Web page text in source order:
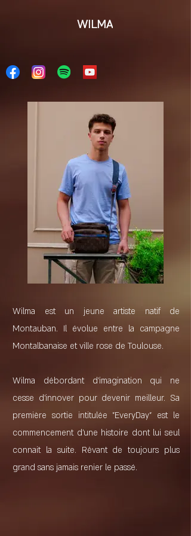
WILMA
Wilma est un jeune artiste natif de
Montauban. Il évolue entre la campagne
Montalbanaise et ville rose de Toulouse.
Wilma débordant d'imagination qui ne
cesse d'innover pour devenir meilleur. Sa
première sortie intitulée "EveryDay" est le
commencement d'une histoire dont lui seul
connait la suite. Rêvant de toujours plus
grand sans jamais renier le passé.